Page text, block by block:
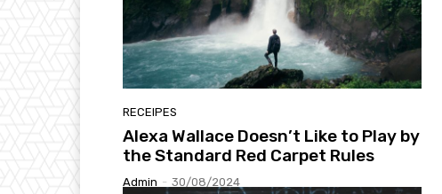
RECEIPES
Alexa Wallace Doesn’t Like to Play by
the Standard Red Carpet Rules
Admin - 30/08/2024